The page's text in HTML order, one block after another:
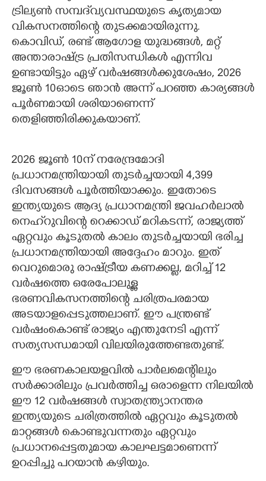
ട്രില്യൺ സമ്പദ്‌വ്യവസ്ഥയുടെ കൃത്യമായ
വികസനത്തിന്റെ തുടക്കമായിരുന്നു.
കൊവിഡ്, രണ്ട് ആഗോള യുദ്ധങ്ങൾ, മറ്റ്
അന്താരാഷ്ട്ര പ്രതിസന്ധികൾ എന്നിവ
ഉണ്ടായിട്ടും ഏഴ് വർഷങ്ങൾക്കുശേഷം, 2026
ജൂൺ 10ഓടെ ഞാൻ അന്ന് പറഞ്ഞ കാര്യങ്ങൾ
പൂർണമായി ശരിയാണെന്ന്
തെളിഞ്ഞിരിക്കുകയാണ്.
​2026 ജൂൺ 10ന് നരേന്ദ്രമോദി
പ്രധാനമന്ത്രിയായി തുടർച്ചയായി 4,399
ദിവസങ്ങൾ പൂർത്തിയാക്കും. ഇതോടെ
ഇന്ത്യയുടെ ആദ്യ പ്രധാനമന്ത്രി ജവഹർലാൽ
നെഹ്‌റുവിന്റെ റെക്കാഡ് മറികടന്ന്, രാജ്യത്ത്
ഏറ്റവും കൂടുതൽ കാലം തുടർച്ചയായി ഭരിച്ച
പ്രധാനമന്ത്രിയായി അദ്ദേഹം മാറും. ഇത്
വെറുമൊരു രാഷ്ട്രീയ കണക്കല്ല, മറിച്ച് 12
വർഷത്തെ ഒരേപോലുള്ള
ഭരണവികസനത്തിന്റെ ചരിത്രപരമായ
അടയാളപ്പെടുത്തലാണ്. ഈ പന്ത്രണ്ട്
വർഷംകൊണ്ട് രാജ്യം എന്തുനേടി എന്ന്
സത്യസന്ധമായി വിലയിരുത്തേണ്ടതുണ്ട്.
ഈ ഭരണകാലയളവിൽ പാർലമെന്റിലും
സർക്കാരിലും പ്രവർത്തിച്ച ഒരാളെന്ന നിലയിൽ
ഈ 12 വർഷങ്ങൾ സ്വാതന്ത്ര്യാനന്തര
ഇന്ത്യയുടെ ചരിത്രത്തിൽ ഏറ്റവും കൂടുതൽ
മാറ്റങ്ങൾ കൊണ്ടുവന്നതും ഏറ്റവും
പ്രധാനപ്പെട്ടതുമായ കാലഘട്ടമാണെന്ന്
ഉറപ്പിച്ചു പറയാൻ കഴിയും.